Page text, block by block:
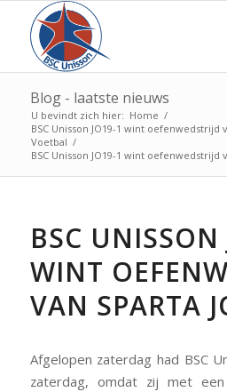
Blog - laatste nieuws
U bevindt zich hier: Home /
BSC Unisson JO19-1 wint oefenwedstrijd
Voetbal /
BSC Unisson JO19-1 wint oefenwedstrijd
BSC UNISSON
WINT
VAN SPARTA
Afgelopen zaterdag had BSC
zaterdag, omdat zij met